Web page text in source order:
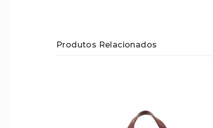
Produtos Relacionados